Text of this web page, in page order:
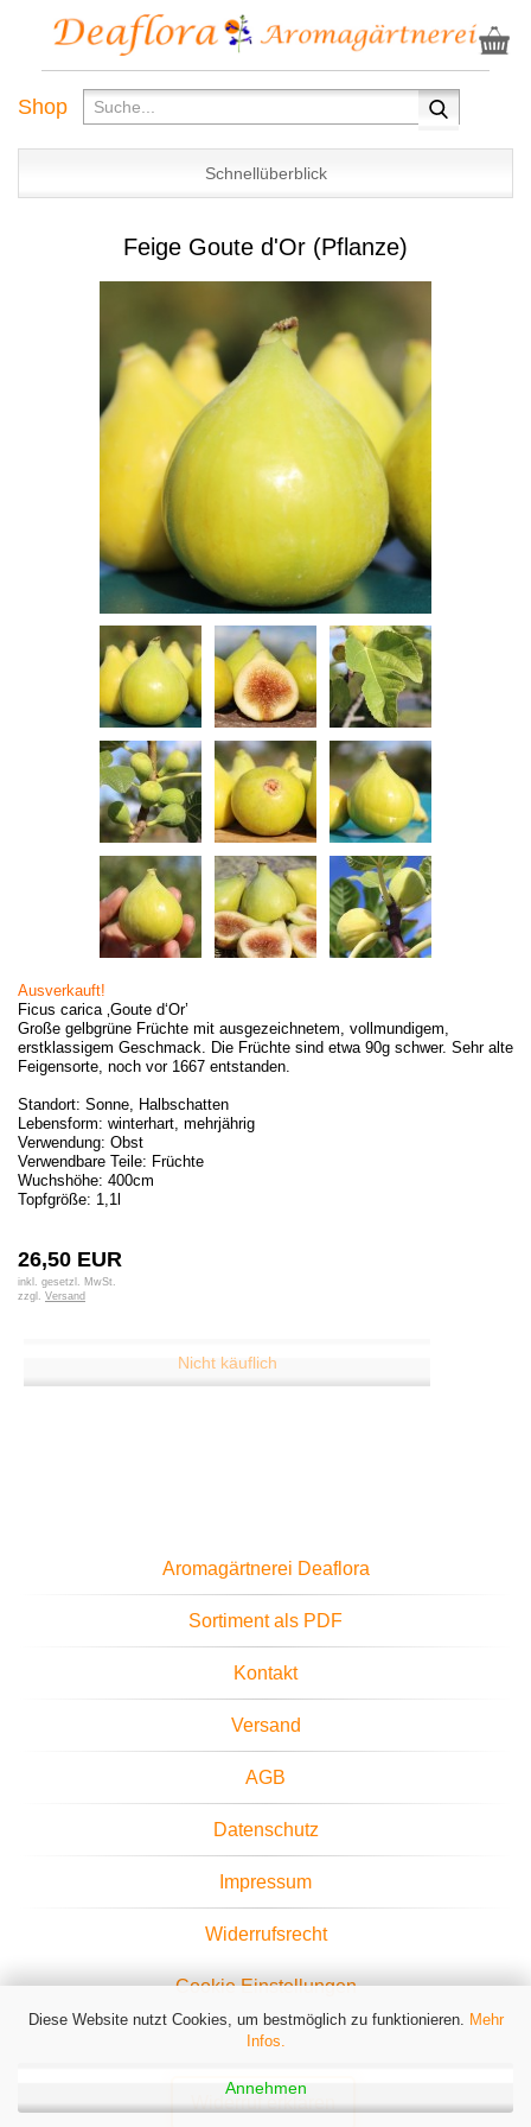
Diese Website nutzt Cookies, um bestmöglich zu funktionieren. Mehr
Infos.
Annehmen
Shop
Schnellüberblick
Feige Goute d'Or (Pflanze)
Ausverkauft!
Ficus carica ‚Goute d‘Or’
Große gelbgrüne Früchte mit ausgezeichnetem, vollmundigem,
erstklassigem Geschmack. Die Früchte sind etwa 90g schwer. Sehr alte
Feigensorte, noch vor 1667 entstanden.
Standort: Sonne, Halbschatten
Lebensform: winterhart, mehrjährig
Verwendung: Obst
Verwendbare Teile: Früchte
Wuchshöhe: 400cm
Topfgröße: 1,1l
26,50 EUR
inkl. gesetzl. MwSt.
zzgl. Versand
Aromagärtnerei Deaflora
Sortiment als PDF
Kontakt
Versand
AGB
Datenschutz
Impressum
Widerrufsrecht
Cookie Einstellungen
Widerruf erklären